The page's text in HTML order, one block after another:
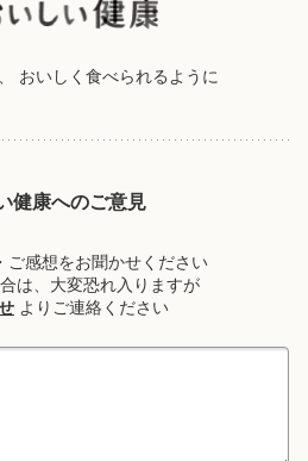
おいしく食べられるように
健康へのご意見
ご感想をお聞かせください
は、大変恐れ入りますが
よりご連絡ください